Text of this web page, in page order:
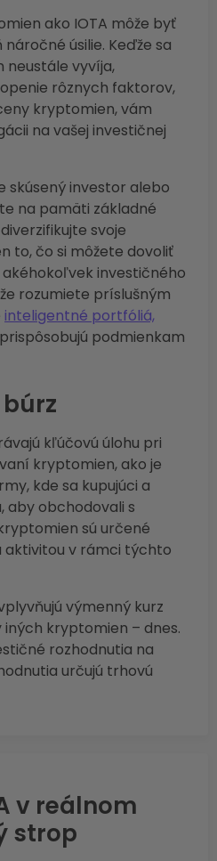
ako IOTA môže byť
úsilie. Keďže sa
vyvíja,
rôznych faktorov,
kryptomien, vám
na vašej investičnej
skúsený investor alebo
na pamäti základné
svoje
to, čo si môžete dovoliť
investičného
rozumiete príslušným
inteligentné portfóliá,
podmienkam
kľúčovú úlohu pri
kryptomien, ako je
kde sa kupujúci a
aby obchodovali s
sú určené
aktivitou v rámci týchto
výmenný kurz
iných kryptomien – dnes.
rozhodnutia na
určujú trhovú
v reálnom
strop